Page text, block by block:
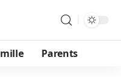
Parents